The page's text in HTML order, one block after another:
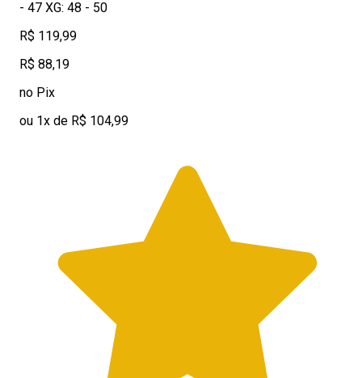
- 47 XG: 48 - 50
R$ 119,99
R$ 88,19
no Pix
ou 1x de R$ 104,99